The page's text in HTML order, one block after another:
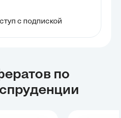
с подпиской
по